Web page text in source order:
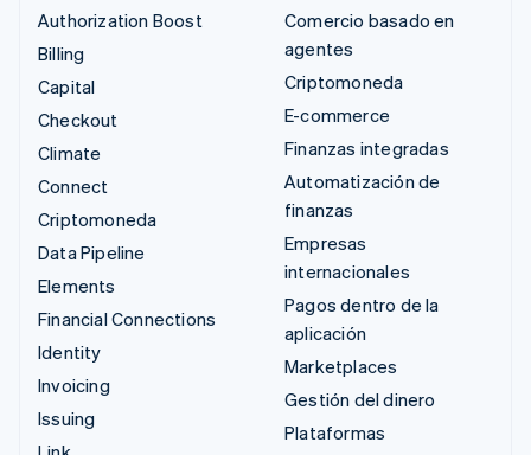
Authorization Boost
Billing
Capital
Checkout
Climate
Connect
Criptomoneda
Data Pipeline
Elements
Financial Connections
Identity
Invoicing
Issuing
Comercio basado en
agentes
Criptomoneda
E-commerce
Finanzas integradas
Automatización de
finanzas
Empresas
internacionales
Pagos dentro de la
aplicación
Marketplaces
Gestión del dinero
Plataformas